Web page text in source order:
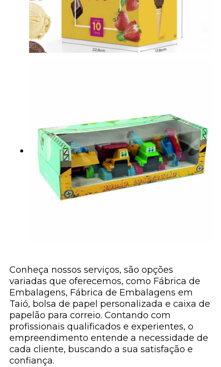
Conheça nossos serviços, são opções
variadas que oferecemos, como Fábrica de
Embalagens, Fábrica de Embalagens em
Taió, bolsa de papel personalizada e caixa de
papelão para correio. Contando com
profissionais qualificados e experientes, o
empreendimento entende a necessidade de
cada cliente, buscando a sua satisfação e
confiança.